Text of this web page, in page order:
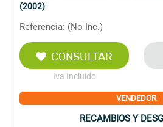
(2002)
Referencia: (No Inc.)
CONSULTAR
Iva Incluido
VENDEDOR
RECAMBIOS Y